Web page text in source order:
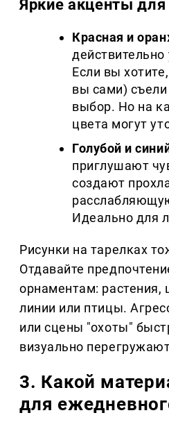
Яркие акценты
Красная и
действительно
Если вы
вы сами)
выбор. Но на
цвета могут
Голубой и
приглушают
создают
Идеально для
Рисунки на тарелках
Отдавайте
орнаментам: растения,
линии или птицы.
или сцены "охоты"
визуально
3. Какой
для